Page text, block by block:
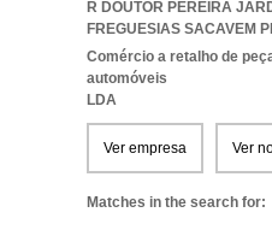
R DOUTOR PEREIRA
FREGUESIAS SACAVEM
Comércio a retalho de
automóveis
LDA
Ver empresa Ver
Matches in the search for: